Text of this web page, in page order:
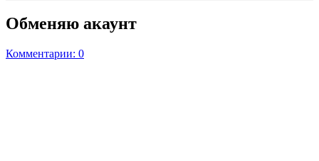
Обменяю акаунт
Комментарии: 0